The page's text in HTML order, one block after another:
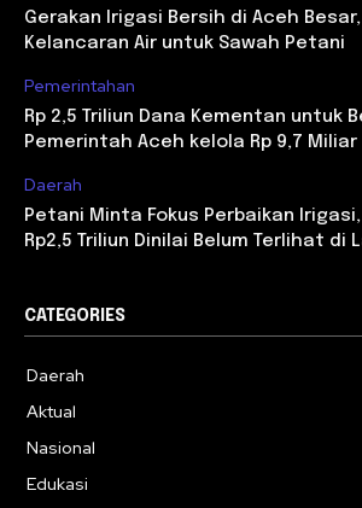
Gerakan Irigasi Bersih di Aceh
Kelancaran Air untuk Sawah Petani
Pemerintahan
Rp 2,5 Triliun Dana Kementan untuk
Pemerintah Aceh kelola Rp 9,7 Miliar
Daerah
Petani Minta Fokus Perbaikan
Rp2,5 Triliun Dinilai Belum Terlihat di
CATEGORIES
Daerah
Aktual
Nasional
Edukasi